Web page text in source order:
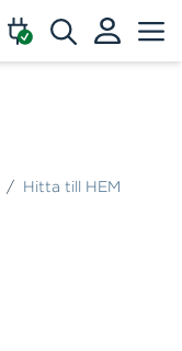
/ Hitta till HEM